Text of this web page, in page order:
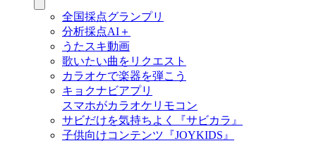
全国採点グランプリ
分析採点AI＋
うたスキ動画
歌いたい曲をリクエスト
カラオケで楽器を弾こう
キョクナビアプリ
スマホがカラオケリモコン
サビだけを気持ちよく『サビカラ』
子供向けコンテンツ『JOYKIDS』